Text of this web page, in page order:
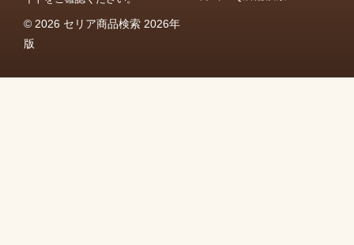
© 2026 セリア商品検索 2026年
版